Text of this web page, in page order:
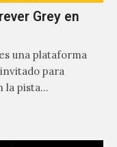
Grey en
una plataforma
para
la pista…